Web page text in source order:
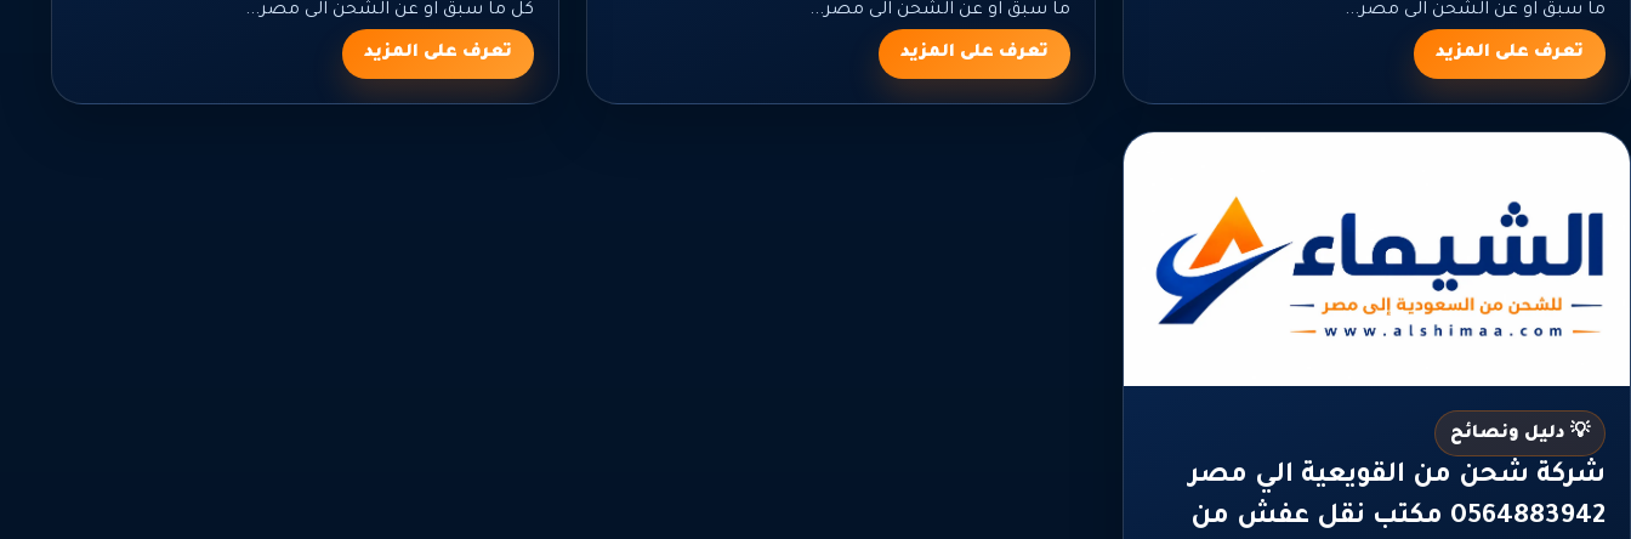
ما سبق او عن الشحن الى مصر...
تعرف على المزيد
ما سبق او عن الشحن الى مصر...
تعرف على المزيد
كل ما سبق او عن الشحن الى مصر...
تعرف على المزيد
💡 دليل ونصائح
شركة شحن من القويعية الي مصر
0564883942 مكتب نقل عفش من